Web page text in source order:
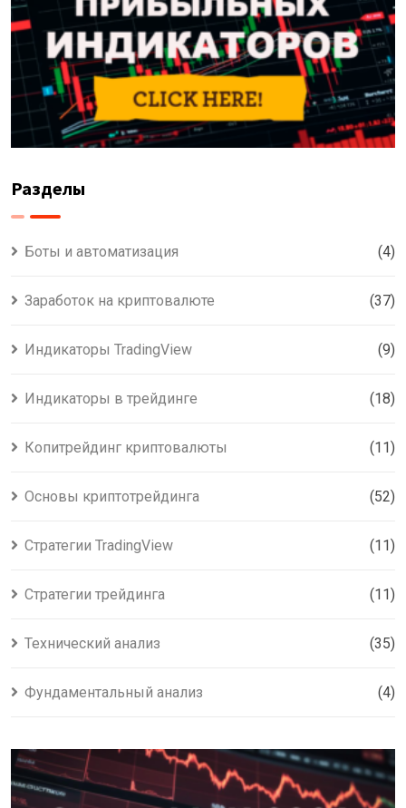
Разделы
Боты и автоматизация (4)
Заработок на криптовалюте (37)
Индикаторы TradingView (9)
Индикаторы в трейдинге (18)
Копитрейдинг криптовалюты (11)
Основы криптотрейдинга (52)
Стратегии TradingView (11)
Стратегии трейдинга (11)
Технический анализ (35)
Фундаментальный анализ (4)